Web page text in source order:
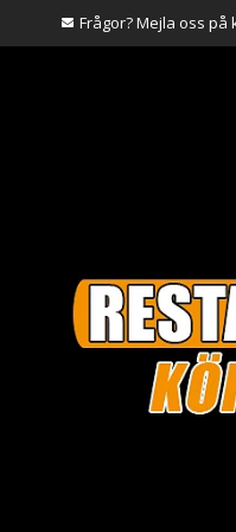
Frågor? Mejla oss